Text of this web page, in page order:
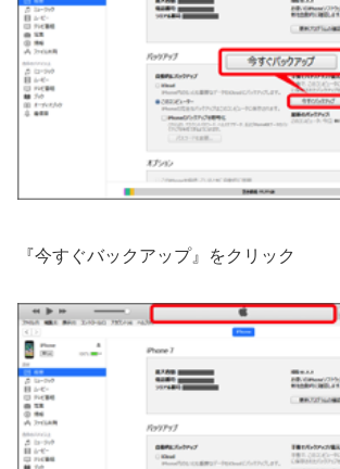
『今すぐバックアップ』をクリック